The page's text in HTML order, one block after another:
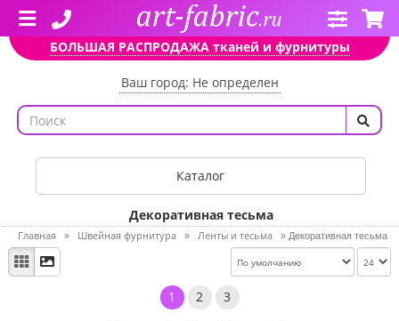
БОЛЬШАЯ РАСПРОДАЖА тканей и фурнитуры
Ваш город: Не определен
Каталог
Декоративная тесьма
Главная » Швейная фурнитура » Ленты и тесьма » Декоративная тесьма
1 2 3